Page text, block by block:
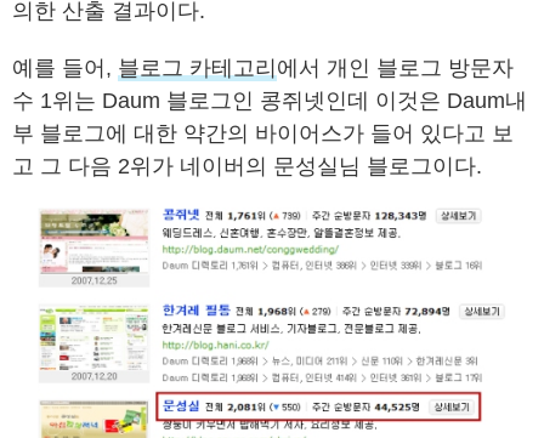
의한 산출 결과이다.
예를 들어, 블로그 카테고리 에서 개인 블로그 방문자
수 1위는 Daum 블로그인 콩쥐넷인데 이것은 Daum내
부 블로그에 대한 약간의 바이어스가 들어 있다고 보
고 그 다음 2위가 네이버의 문성실님 블로그이다.